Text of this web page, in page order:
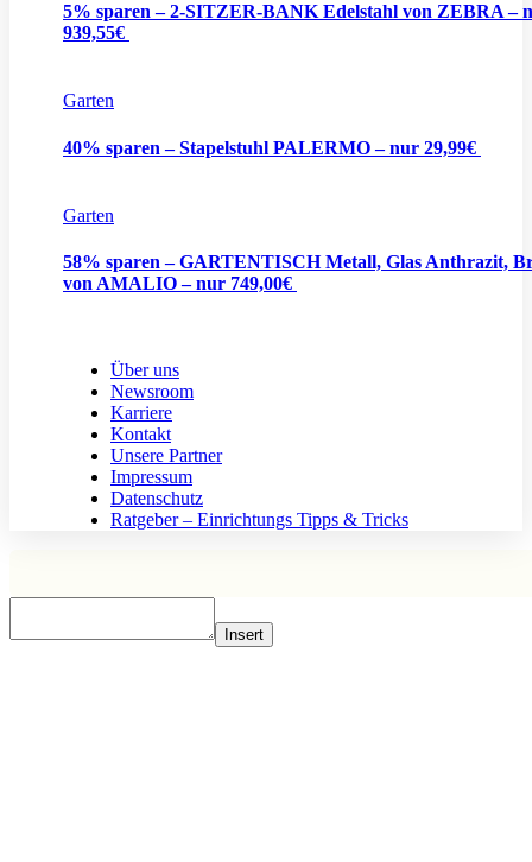
5% sparen – 2-SITZER-BANK Edelstahl von ZEBRA –
939,55€
Garten
40% sparen – Stapelstuhl PALERMO – nur 29,99€
Garten
58% sparen – GARTENTISCH Metall, Glas Anthrazit,
von AMALIO – nur 749,00€
Über uns
Newsroom
Karriere
Kontakt
Unsere Partner
Impressum
Datenschutz
Ratgeber – Einrichtungs Tipps & Tricks
Insert